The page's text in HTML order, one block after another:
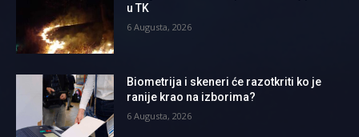
u TK
6 Augusta, 2026
Biometrija i skeneri će razotkriti ko je
ranije krao na izborima?
6 Augusta, 2026